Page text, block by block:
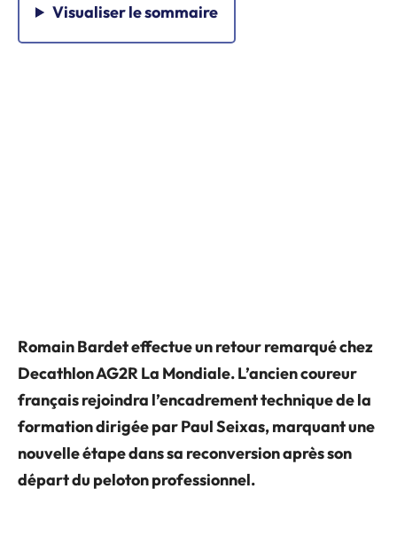
Visualiserle sommaire
Romain Bardet effectue un retour remarqué chez
Decathlon AG2R La Mondiale. L’ancien coureur
français rejoindra l’encadrement technique de la
formation dirigée parPaul Seixas, marquant une
nouvelle étape dans sa reconversion après son
départ du peloton professionnel.